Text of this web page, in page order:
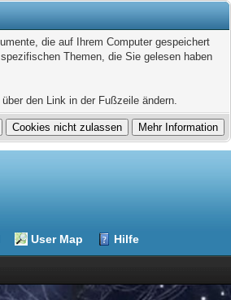
die auf Ihrem Computer gespeichert
Themen, die Sie gelesen haben
den Link in der Fußzeile ändern.
User Map Hilfe